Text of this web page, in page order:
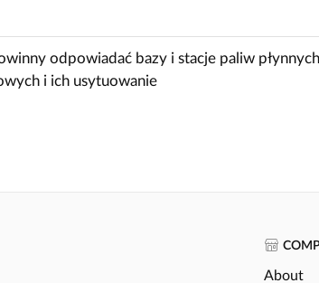
odpowiadać bazy i stacje paliw
i ich usytuowanie
About